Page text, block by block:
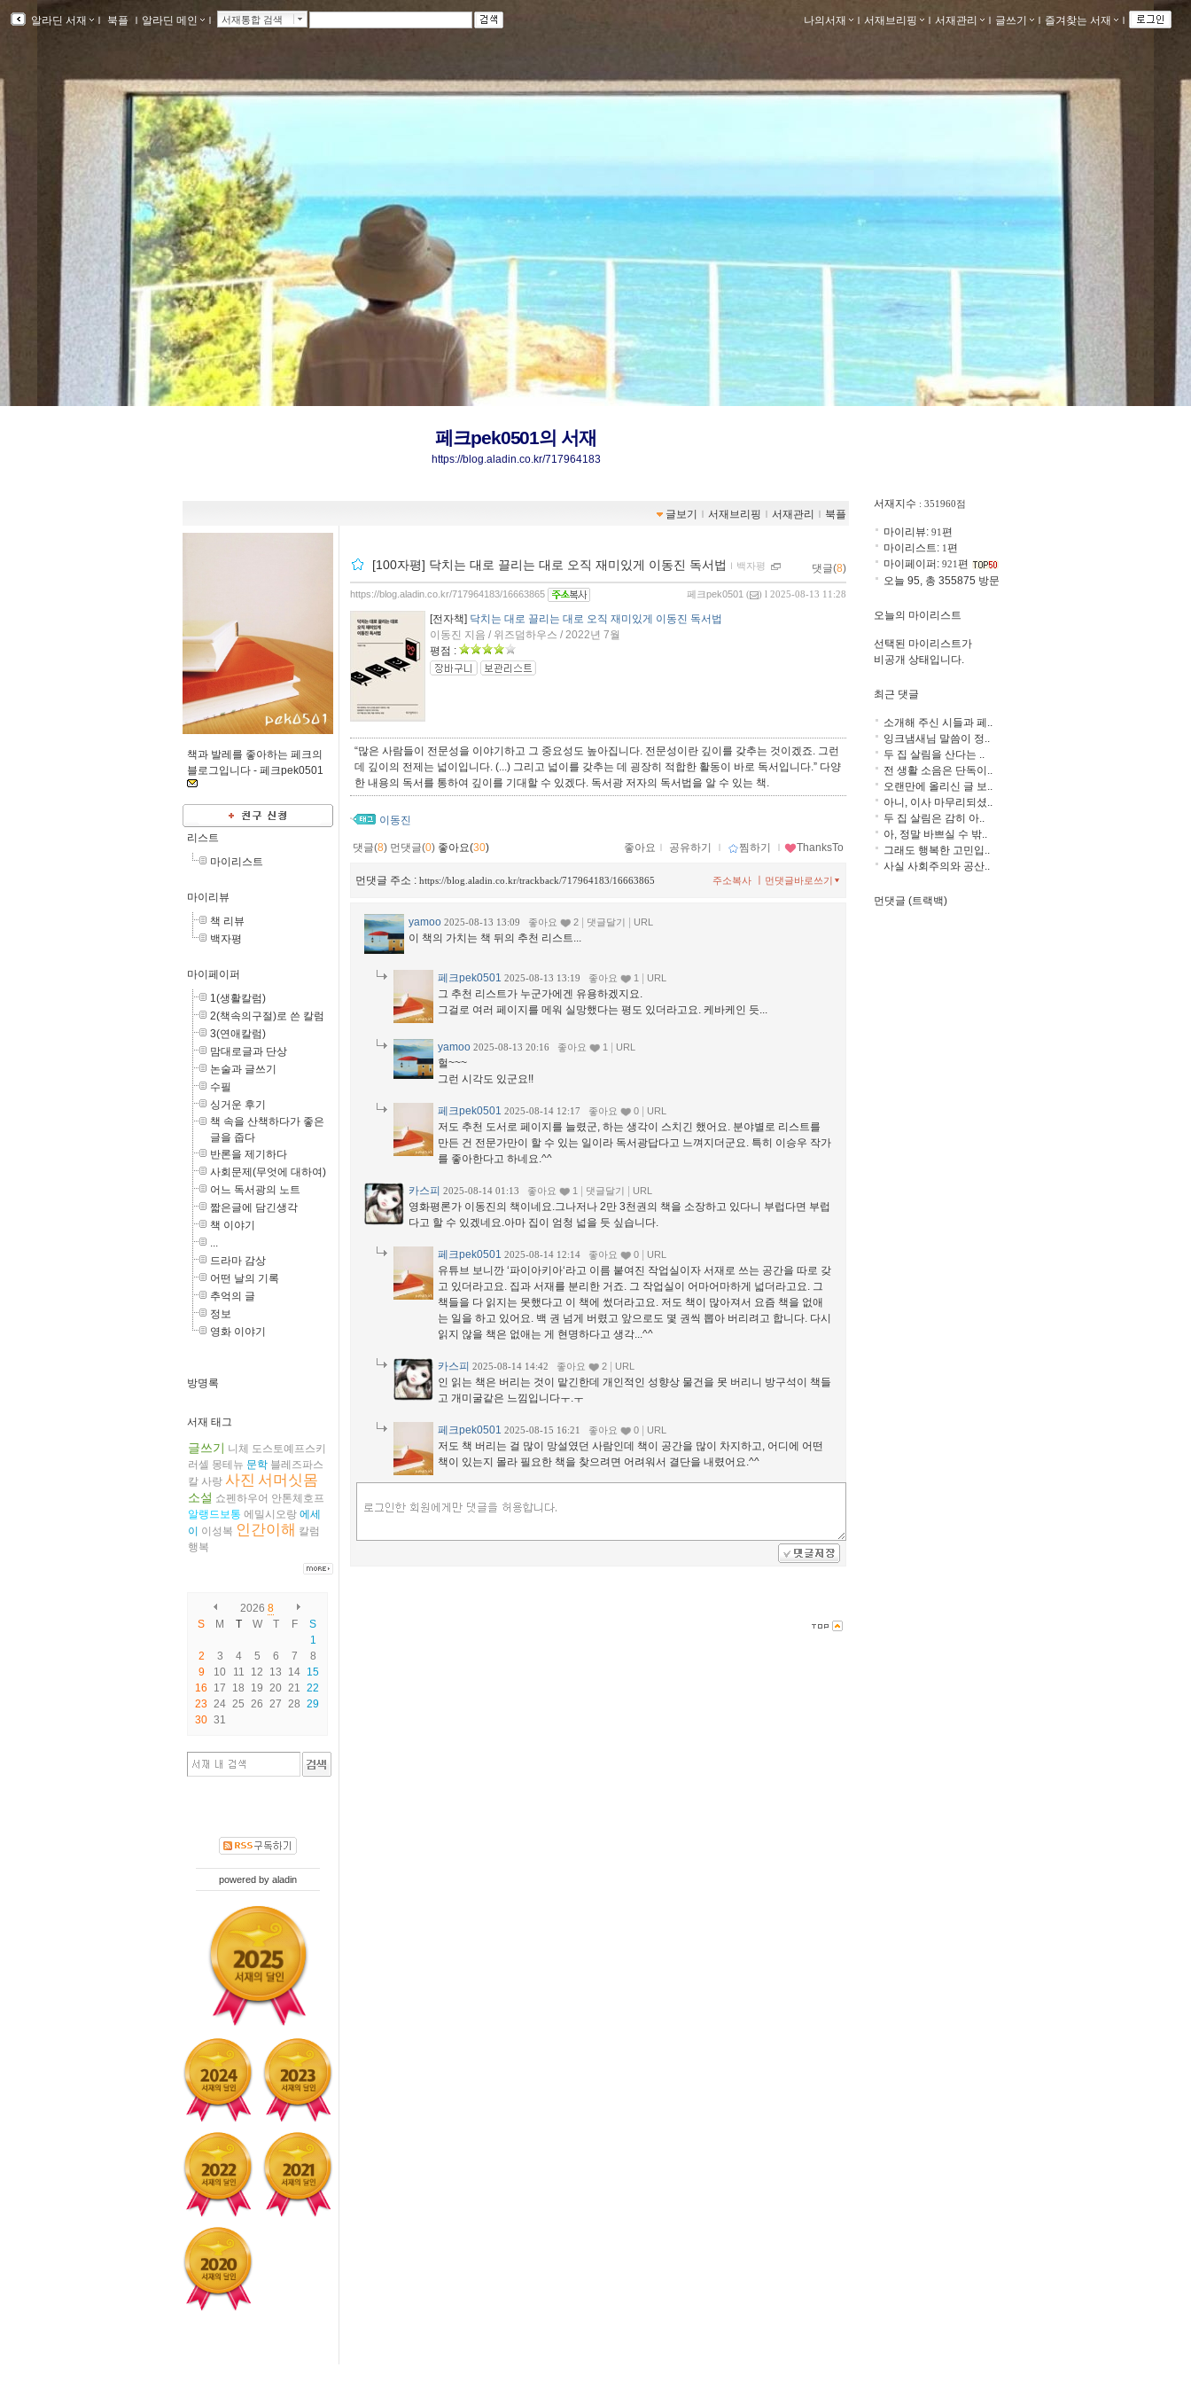
알라딘 서재 ｌ 북플 ｌ 알라딘 메인 ｌ 서재통합 검색 나의서재 ｌ 서재브리핑 ｌ 서재관리 ｌ 글쓰기 ｌ 즐겨찾는 서재 ｌ
페크pek0501의 서재
https://blog.aladin.co.kr/717964183
글보기 ｌ 서재브리핑 ｌ 서재관리 ｌ 북플
책과 발레를 좋아하는 페크의
블로그입니다 - 페크pek0501
리스트
마이리스트
마이리뷰
책 리뷰
백자평
마이페이퍼
1(생활칼럼)
2(책속의구절)로 쓴 칼럼
3(연애칼럼)
맘대로글과 단상
논술과 글쓰기
수필
싱거운 후기
책 속을 산책하다가 좋은
글을 줍다
반론을 제기하다
사회문제(무엇에 대하여)
어느 독서광의 노트
짧은글에 담긴생각
책 이야기
드라마 감상
어떤 날의 기록
추억의 글
정보
영화 이야기
방명록
서재 태그
글쓰기 니체 도스토예프스키
러셀 몽테뉴 문학 블레즈파스
칼 사랑 사진 서머싯몸
소설 쇼펜하우어 안톤체호프
알랭드보통 에밀시오랑 에세
이 이성복 인간이해 칼럼
행복
2026 8
S
M T W T F
S
1
2
3 4 5 6 7
8
9
10 11 12 13 14 15
16
17 18 19 20 21
22
23 24 25 26 27 28 29
30 31
powered by aladin
[100자평] 닥치는 대로 끌리는 대로 오직 재미있게 이동진 독서법 ｌ 백자평 댓글(8)
페크pek0501 ( ) l 2025-08-13 11:28
https://blog.aladin.co.kr/717964183/16663865
[전자책] 닥치는 대로 끌리는 대로 오직 재미있게 이동진 독서법
이동진 지음 / 위즈덤하우스 / 2022년 7월
평점 :
“많은 사람들이 전문성을 이야기하고 그 중요성도 높아집니다. 전문성이란 깊이를 갖추는 것이겠죠. 그런
데 깊이의 전제는 넓이입니다. (...) 그리고 넓이를 갖추는 데 굉장히 적합한 활동이 바로 독서입니다.” 다양
한 내용의 독서를 통하여 깊이를 기대할 수 있겠다. 독서광 저자의 독서법을 알 수 있는 책.
이동진
댓글(8) 먼댓글(0) 좋아요(30) 좋아요 ｌ 공유하기 ｌ 찜하기 ｌ ThanksTo
먼댓글 주소 : https://blog.aladin.co.kr/trackback/717964183/16663865 먼댓글바로쓰기
주소복사
yamoo 2025-08-13 13:09 좋아요 2 댓글달기 URL
이 책의 가치는 책 뒤의 추천 리스트...
페크pek0501 2025-08-13 13:19 좋아요 1 URL
그 추천 리스트가 누군가에겐 유용하겠지요.
그걸로 여러 페이지를 메워 실망했다는 평도 있더라고요. 케바케인 듯...
yamoo 2025-08-13 20:16 좋아요 1 URL
헐~~~
그런 시각도 있군요!!
페크pek0501 2025-08-14 12:17 좋아요 0 URL
저도 추천 도서로 페이지를 늘렸군, 하는 생각이 스치긴 했어요. 분야별로 리스트를
만든 건 전문가만이 할 수 있는 일이라 독서광답다고 느껴지더군요. 특히 이승우 작가
를 좋아한다고 하네요.^^
카스피 2025-08-14 01:13 좋아요 1 댓글달기 URL
영화평론가 이동진의 책이네요.그나저나 2만 3천권의 책을 소장하고 있다니 부럽다면 부럽
다고 할 수 있겠네요.아마 집이 엄청 넓을 듯 싶습니다.
페크pek0501 2025-08-14 12:14 좋아요 0 URL
유튜브 보니깐 ‘파이아키아‘라고 이름 붙여진 작업실이자 서재로 쓰는 공간을 따로 갖
고 있더라고요. 집과 서재를 분리한 거죠. 그 작업실이 어마어마하게 넓더라고요. 그
책들을 다 읽지는 못했다고 이 책에 썼더라고요. 저도 책이 많아져서 요즘 책을 없애
는 일을 하고 있어요. 백 권 넘게 버렸고 앞으로도 몇 권씩 뽑아 버리려고 합니다. 다시
읽지 않을 책은 없애는 게 현명하다고 생각...^^
카스피 2025-08-14 14:42 좋아요 2 URL
인 읽는 책은 버리는 것이 맡긴한데 개인적인 성향상 물건을 못 버리니 방구석이 책들
고 개미굴같은 느낌입니다ㅜ.ㅜ
페크pek0501 2025-08-15 16:21 좋아요 0 URL
저도 책 버리는 걸 많이 망설였던 사람인데 책이 공간을 많이 차지하고, 어디에 어떤
책이 있는지 몰라 필요한 책을 찾으려면 어려워서 결단을 내렸어요.^^
서재지수 : 351960점
마이리뷰: 91편
마이리스트: 1편
마이페이퍼: 921편
오늘 95, 총 355875 방문
오늘의 마이리스트
선택된 마이리스트가
비공개 상태입니다.
최근 댓글
소개해 주신 시들과 페..
잉크냄새님 말씀이 정..
두 집 살림을 산다는 ..
전 생활 소음은 단독이..
오랜만에 올리신 글 보..
아니, 이사 마무리되셨..
두 집 살림은 감히 아..
아, 정말 바쁘실 수 밖..
그래도 행복한 고민입..
사실 사회주의와 공산..
먼댓글 (트랙백)